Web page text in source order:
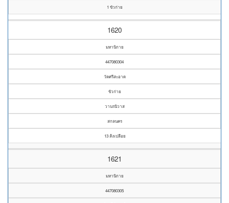
1 ขัวก่าย
1620
มหานิกาย
447080304
วัดศรีสะอาด
ขัวก่าย
วานรนิวาส
สกลนคร
13 ส้งเปลือย
1621
มหานิกาย
447080305